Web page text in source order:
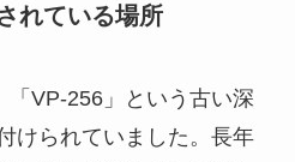
れている場所
「VP-256」という古い深
けられていました。長年